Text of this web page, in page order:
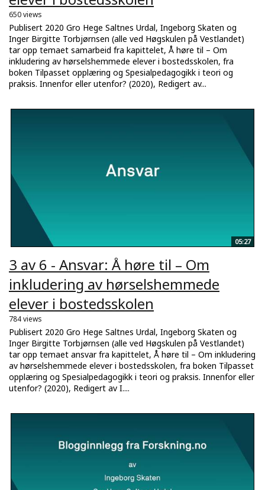
650 views
Publisert 2020 Gro Hege Saltnes Urdal, Ingeborg Skaten og
Inger Birgitte Torbjørnsen (alle ved Høgskulen på Vestlandet)
tar opp temaet samarbeid fra kapittelet, Å høre til – Om
inkludering av hørselshemmede elever i bostedsskolen, fra
boken Tilpasset opplæring og Spesialpedagogikk i teori og
praksis. Innenfor eller utenfor? (2020), Redigert av...
05:27
3 av 6 - Ansvar: Å høre til – Om
inkludering av hørselshemmede
elever i bostedsskolen
784 views
Publisert 2020 Gro Hege Saltnes Urdal, Ingeborg Skaten og
Inger Birgitte Torbjørnsen (alle ved Høgskulen på Vestlandet)
tar opp temaet ansvar fra kapittelet, Å høre til – Om inkludering
av hørselshemmede elever i bostedsskolen, fra boken Tilpasset
opplæring og Spesialpedagogikk i teori og praksis. Innenfor eller
utenfor? (2020), Redigert av I....